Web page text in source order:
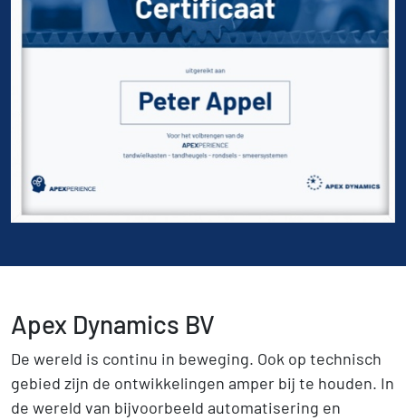
Apex Dynamics BV
De wereld is continu in beweging. Ook op technisch
gebied zijn de ontwikkelingen amper bij te houden. In
de wereld van bijvoorbeeld automatisering en